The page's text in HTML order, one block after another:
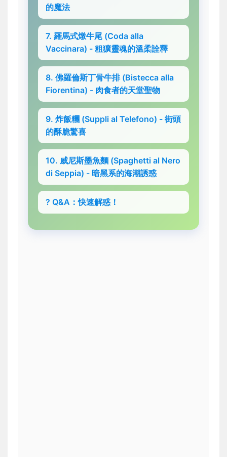
的魔法
7. 羅馬式燉牛尾 (Coda alla
Vaccinara) - 粗獷靈魂的溫柔詮釋
8. 佛羅倫斯丁骨牛排 (Bistecca alla
Fiorentina) - 肉食者的天堂聖物
9. 炸飯糰 (Suppli al Telefono) - 街頭
的酥脆驚喜
10. 威尼斯墨魚麵 (Spaghetti al Nero
di Seppia) - 暗黑系的海潮誘惑
? Q&A：快速解惑！